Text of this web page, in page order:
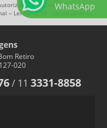
do autor. Crime de
– Lei 9610/98 - Lei de direitos
Retiro
020
/ 11 3331-8858
WhatsApp